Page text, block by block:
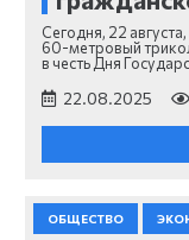
Сегодня, 22
60-метровый
в честь Дня
22.08.2025
ОБЩЕСТВО